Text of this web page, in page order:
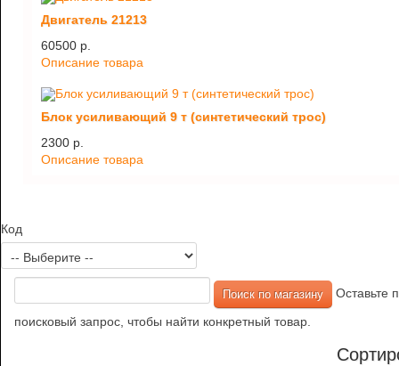
Двигатель 21213
60500 p.
Описание товара
Блок усиливающий 9 т (синтетический трос)
2300 p.
Описание товара
Код
Оставьте
поисковый запрос, чтобы найти конкретный товар.